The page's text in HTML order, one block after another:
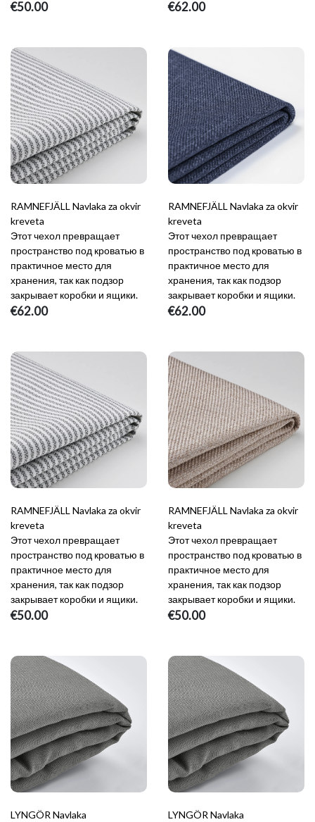
€50.00 €62.00
RAMNEFJÄLL Navlaka za okvir
kreveta
Этот чехол превращает
пространство под кроватью в
практичное место для
хранения, так как подзор
закрывает коробки и ящики.
€62.00
RAMNEFJÄLL Navlaka za okvir
kreveta
Этот чехол превращает
пространство под кроватью в
практичное место для
хранения, так как подзор
закрывает коробки и ящики.
€62.00
RAMNEFJÄLL Navlaka za okvir
kreveta
Этот чехол превращает
пространство под кроватью в
практичное место для
хранения, так как подзор
закрывает коробки и ящики.
€50.00
RAMNEFJÄLL Navlaka za okvir
kreveta
Этот чехол превращает
пространство под кроватью в
практичное место для
хранения, так как подзор
закрывает коробки и ящики.
€50.00
LYNGÖR Navlaka
LYNGÖR Navlaka